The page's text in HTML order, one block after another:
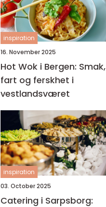
inspiration
16. November 2025
Hot Wok i Bergen: Smak,
fart og ferskhet i
vestlandsværet
inspiration
03. October 2025
Catering i Sarpsborg: